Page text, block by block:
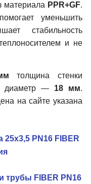
материала PPR+GF.
уменьшить
стабильность
и не
толщина стенки
диаметр — 18 мм.
на сайте указана
PN16 FIBER
трубы FIBER PN16